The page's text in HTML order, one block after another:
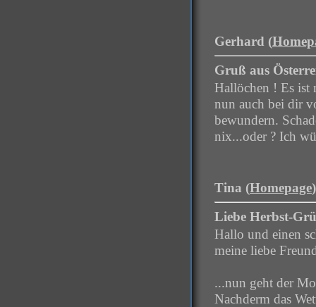
Gerhard (
Gruß aus
Hallöchen ! Es ist
nun auch bei dir
bewundern.
nix...oder ? Ich
Tina (Homepage
Liebe Herbst-
Hallo und einen
meine liebe
...nun geht der
Nachderm das